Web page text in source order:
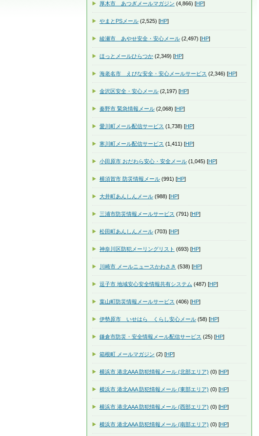
厚木市 あつぎメールマガジン (4,866) [HP]
やまとPSメール (2,525) [HP]
綾瀬市 あやせ安全・安心メール (2,497) [HP]
ほっとメールひらつか (2,349) [HP]
海老名市 えびな安全・安心メールサービス (2,346) [HP]
金沢区安全・安心メール (2,197) [HP]
秦野市 緊急情報メール (2,068) [HP]
愛川町メール配信サービス (1,738) [HP]
寒川町メール配信サービス (1,411) [HP]
小田原市 おだわら安心・安全メール (1,045) [HP]
横須賀市 防災情報メール (991) [HP]
大井町あんしんメール (988) [HP]
三浦市防災情報メールサービス (791) [HP]
松田町あんしんメール (703) [HP]
神奈川区防犯メーリングリスト (693) [HP]
川崎市 メールニュースかわさき (538) [HP]
逗子市 地域安心安全情報共有システム (487) [HP]
葉山町防災情報メールサービス (406) [HP]
伊勢原市 いせはら くらし安心メール (58) [HP]
鎌倉市防災・安全情報メール配信サービス (25) [HP]
箱根町 メールマガジン (2) [HP]
横浜市 港北AAA 防犯情報メール (北部エリア) (0) [HP]
横浜市 港北AAA 防犯情報メール (東部エリア) (0) [HP]
横浜市 港北AAA 防犯情報メール (西部エリア) (0) [HP]
横浜市 港北AAA 防犯情報メール (南部エリア) (0) [HP]